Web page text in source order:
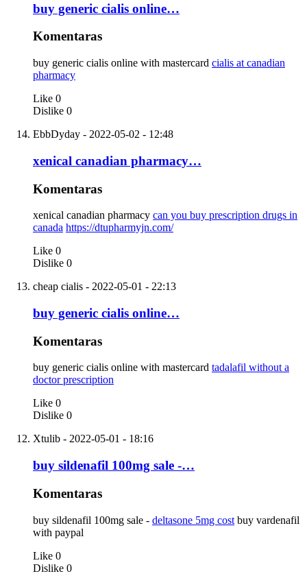
buy generic cialis online…
Komentaras
buy generic cialis online with mastercard cialis at canadian
pharmacy
Like 0
Dislike 0
EbbDyday - 2022-05-02 - 12:48
xenical canadian pharmacy…
Komentaras
xenical canadian pharmacy can you buy prescription drugs in
canada https://dtupharmyjn.com/
Like 0
Dislike 0
cheap cialis - 2022-05-01 - 22:13
buy generic cialis online…
Komentaras
buy generic cialis online with mastercard tadalafil without a
doctor prescription
Like 0
Dislike 0
Xtulib - 2022-05-01 - 18:16
buy sildenafil 100mg sale -…
Komentaras
buy sildenafil 100mg sale - deltasone 5mg cost buy vardenafil
with paypal
Like 0
Dislike 0